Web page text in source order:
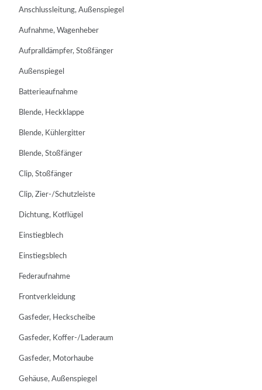
Anschlussleitung, Außenspiegel
Aufnahme, Wagenheber
Aufpralldämpfer, Stoßfänger
Außenspiegel
Batterieaufnahme
Blende, Heckklappe
Blende, Kühlergitter
Blende, Stoßfänger
Clip, Stoßfänger
Clip, Zier-/Schutzleiste
Dichtung, Kotflügel
Einstiegblech
Einstiegsblech
Federaufnahme
Frontverkleidung
Gasfeder, Heckscheibe
Gasfeder, Koffer-/Laderaum
Gasfeder, Motorhaube
Gehäuse, Außenspiegel